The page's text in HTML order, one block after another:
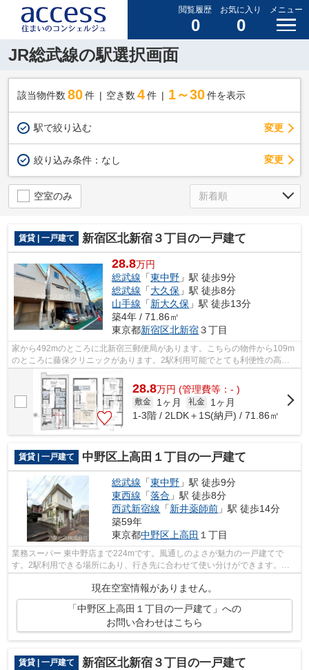
閲覧履歴
0
お気に入り
0
メニュー
JR総武線の駅選択画面
該当物件数 80件 空き数 4 件 1～30 件を表示
駅で絞り込む 変更
絞り込み条件： なし 変更
空室のみ
賃貸 | 一戸建て 新宿区北新宿３丁目の一戸建て
28.8万円
総武線 「東中野 」駅 徒歩9分
総武線 「大久保 」駅 徒歩8分
山手線 「新大久保 」駅 徒歩13分
築4年 / 71.86㎡
東京都新宿区北新宿３丁目
家から492mのところに北新宿三郵便局があります。こちらの物件から109m
のところに藤保クリニックがあります。2駅利用可能でとても利便性の高い
一戸建てです。築4年の築浅物件。新宿区...
28.8万円 (管理費等：- )
敷金 1ヶ月 礼金
1ヶ月
1-3階 / 2LDK＋1S(納戸) / 71.86㎡
賃貸 | 一戸建て 中野区上高田１丁目の一戸建て
総武線 「東中野 」駅 徒歩9分
東西線 「落合 」駅 徒歩8分
西武新宿線 「新井薬師前 」駅 徒歩14分
築59年
東京都中野区 上高田 １丁目
業務スーパー 東中野店まで224mです。風通しのよさが魅力の一戸建てで
す。2駅利用できる場所にあり、行き先に合わせて使い分けができます。戸
現在空室情報がありません。
「中野区上高田１丁目の一戸建て」への
お問い合わせはこちら
賃貸 | 一戸建て 新宿区北新宿３丁目の一戸建て